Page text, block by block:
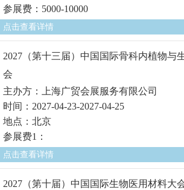
参展费：5000-10000
点击查看详情
2027（第十三届）中国国际骨科内植物与
会
主办方：上海广贸会展服务有限公司
时间：2027-04-23-2027-04-25
地点：北京
参展费1：
点击查看详情
2027（第十届）中国国际生物医用材料大